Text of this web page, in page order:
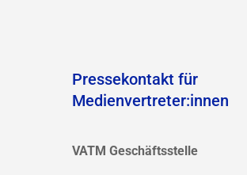
Pressekontakt für
Medienvertreter:innen
VATM Geschäftsstelle